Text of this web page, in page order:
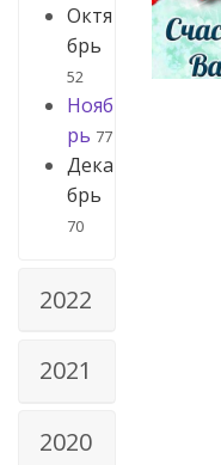
Октя
брь
52
Нояб
рь 77
Дека
брь
70
2022
2021
2020